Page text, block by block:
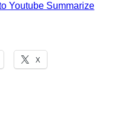
Youtube Summarize
X